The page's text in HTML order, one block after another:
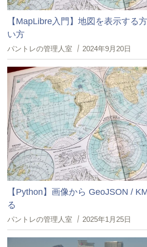
【MapLibre入門】地図を表示する
い方
パントレの管理人室 2024年9月20日
【Python】画像から GeoJSON /
る
パントレの管理人室 2025年1月25日